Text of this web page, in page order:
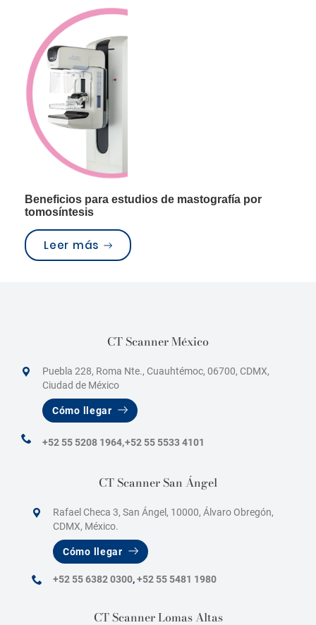
Beneficios para estudios de mastografía por
tomosíntesis
Leer más “Nuevo Equipo de Mastografía
CT Scanner México
Puebla 228, Roma Nte., Cuauhtémoc, 06700, CDMX,
Ciudad de México
Cómo llegar
+52 55 5208 1964,+52 55 5533 4101
CT Scanner San Ángel
Rafael Checa 3, San Ángel, 10000, Álvaro Obregón,
CDMX, México.
Cómo llegar
+52 55 6382 0300,+52 55 5481 1980
CT Scanner Lomas Altas